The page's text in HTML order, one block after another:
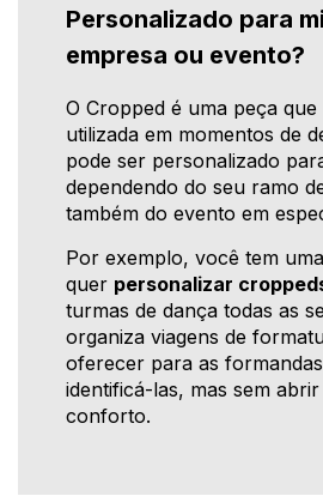
Personalizado para
empresa ou evento?
O Cropped é uma peça
utilizada em momentos de
pode ser personalizado
dependendo do seu ramo
também do evento em
Por exemplo, você tem
quer personalizar
turmas de dança todas as
organiza viagens de
oferecer para as
identificá-las, mas sem
conforto.